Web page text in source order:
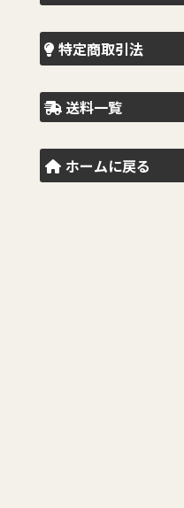
特定商取引法
送料一覧
ホームに戻る